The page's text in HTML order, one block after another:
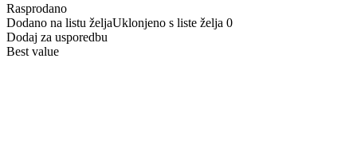
Rasprodano
Dodano na listu željaUklonjeno s liste želja 0
Dodaj za usporedbu
Best value